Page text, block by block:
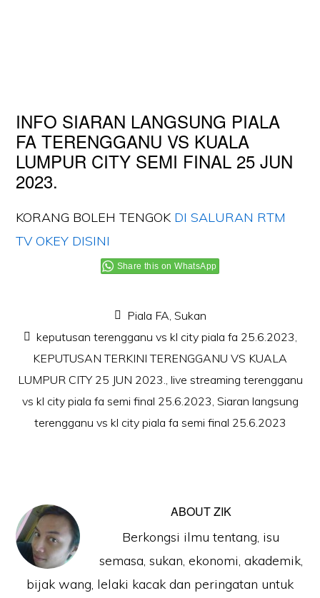
INFO SIARAN LANGSUNG PIALA
FA TERENGGANU VS KUALA
LUMPUR CITY SEMI FINAL 25 JUN
2023.
KORANG BOLEH TENGOK DI SALURAN RTM
TV OKEY DISINI
Share this on WhatsApp
Piala FA, Sukan
keputusan terengganu vs kl city piala fa 25.6.2023,
KEPUTUSAN TERKINI TERENGGANU VS KUALA
LUMPUR CITY 25 JUN 2023., live streaming terengganu
vs kl city piala fa semi final 25.6.2023, Siaran langsung
terengganu vs kl city piala fa semi final 25.6.2023
ABOUTZIK
Berkongsi ilmu tentang, isu
semasa, sukan, ekonomi, akademik,
bijak wang, lelaki kacak dan peringatan untuk